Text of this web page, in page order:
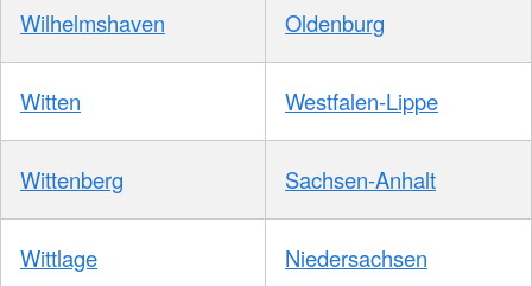
Wilhelmshaven Oldenburg
Witten Westfalen-Lippe
Wittenberg Sachsen-Anhalt
Wittlage Niedersachsen